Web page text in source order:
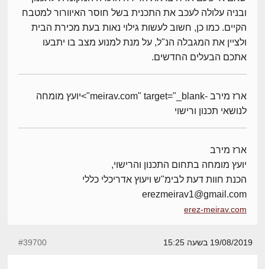
ובניה עלולה לעכב את התכנית בשל חוסר האיוורור למטבח
הקיים. כמו כן, חשוב לעשות גילוי נאות בעת מכירת הבית
ולציין את המגבלה הנ"ל, על מנת למנוע מצב בו יתבעו
אתכם הבעלים החדשים.
ארז מירב -meirav.com" target="_blank">יועץ מומחה
לנושאי תכנון ורישוי
ארז מירב
יועץ מומחה בתחום התכנון והרישוי,
הכנת חוות דעת לבימ"ש ויעוץ אדריכלי כללי
erezmeirav1@gmail.com
erez-meirav.com
19/08/2019 בשעה 15:25 #39700